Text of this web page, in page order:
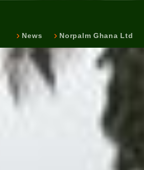
News Norpalm Ghana Ltd